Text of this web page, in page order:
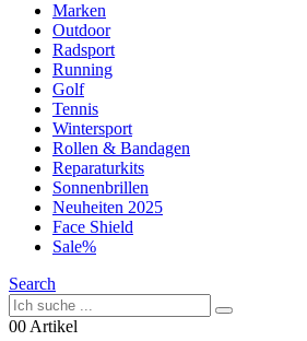
Marken
Outdoor
Radsport
Running
Golf
Tennis
Wintersport
Rollen & Bandagen
Reparaturkits
Sonnenbrillen
Neuheiten 2025
Face Shield
Sale%
Search
00 Artikel